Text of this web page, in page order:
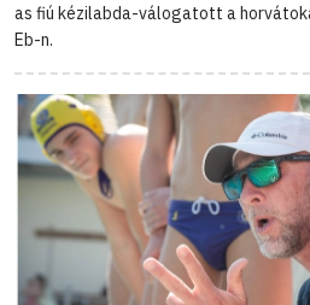
as fiú kézilabda-válogatott a
Eb-n.